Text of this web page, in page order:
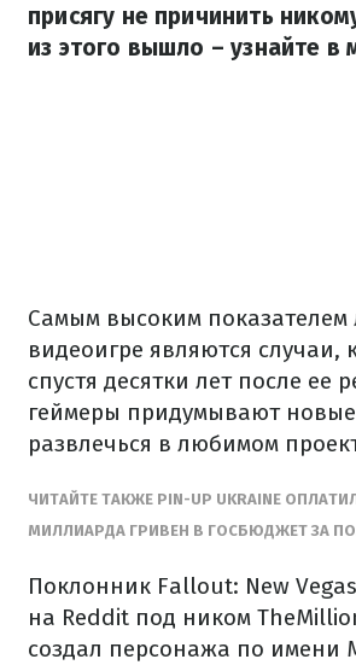
присягу не причинить
из этого вышло – узнайте в
Самым высоким
видеоигре являются случаи,
спустя десятки лет после ее
геймеры придумывают
развлечься в любимом
ЧИТАЙТЕ ТАКЖЕ PIN-UP UKRAINE
МИЛЛИАРДА ГРИВЕН В ГОСБЮДЖЕТ ЗА
Поклонник Fallout: New
на Reddit под ником
создал персонажа по имени